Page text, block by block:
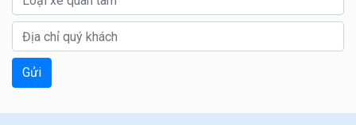
Gửi